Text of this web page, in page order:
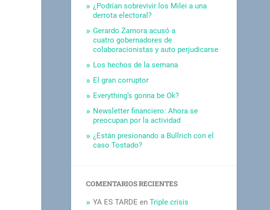
¿Podrían sobrevivir los Milei a una
derrota electoral?
Gerardo Zamora acusó a
cuatro gobernadores de
colaboracionistas y auto perjudicarse
Los hechos de la semana
El gran corruptor
Everything’s gonna be Ok?
Newsletter financiero: Ahora se
preocupan por la actividad
¿Están presionando a Bullrich con el
caso Tostado?
COMENTARIOS RECIENTES
YA ES TARDE enTriple crisis